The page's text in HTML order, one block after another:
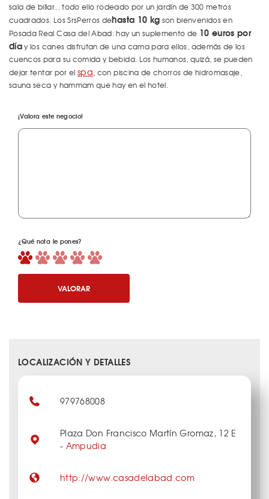
sala de billar... todo ello rodeado por un jardín de 300 metros
cuadrados. Los SrsPerros dehasta 10 kg son bienvenidos en
Posada Real Casa del Abad: hay un suplemento de 10 euros por
díay los canes disfrutan de una cama para ellos, además de los
cuencos para su comida y bebida. Los humanos, quizá, se pueden
dejar tentar por el spa, con piscina de chorros de hidromasaje,
sauna seca y hammam que hay en el hotel.
¡Valora este negocio!
¿Qué nota le pones?
VALORAR
LOCALIZACIÓN Y DETALLES
979768008
Plaza Don Francisco Martín Gromaz, 12 E
- Ampudia
http://www.casadelabad.com